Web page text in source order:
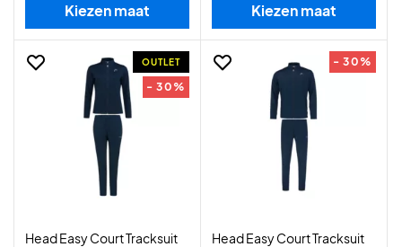
Kiezen maat Kiezen maat
OUTLET
- 30%
Head Easy Court Tracksuit
- 30%
Head Easy Court Tracksuit